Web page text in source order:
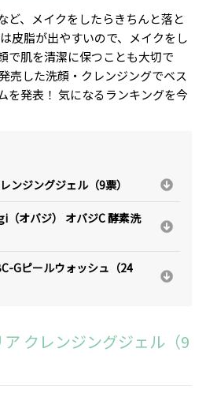
ど、メイクをしたらきちんと落と
皮脂が出やすいので、メイクをし
で肌を清潔に保つことも大切で
売した洗顔・クレンジングでベス
を発表！ 気になるランキングを今
ンジングジェル（9票）
（オバジ） オバジC 酵素洗
Gピールウォッシュ（24
ア クレンジングジェル（9